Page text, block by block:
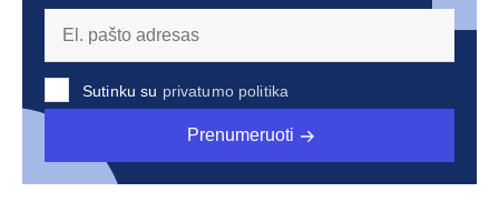
Sutinku su privatumo politika
Prenumeruoti